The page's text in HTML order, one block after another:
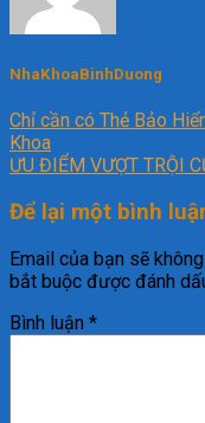
NhaKhoaBinhDuong
Chỉ cần có Thẻ Bảo
Khoa
ƯU ĐIỂM VƯỢT TRỘI
Để lại một bình
Email của bạn sẽ
bắt buộc được đánh
Bình luận *